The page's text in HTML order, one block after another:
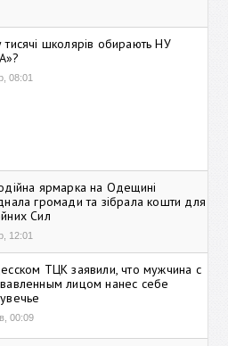
школярів обирають НУ
08:01
ярмарка на Одещині
громади та зібрала кошти для
Сил
12:01
ТЦК заявили, что мужчина с
лицом нанес себе
00:09